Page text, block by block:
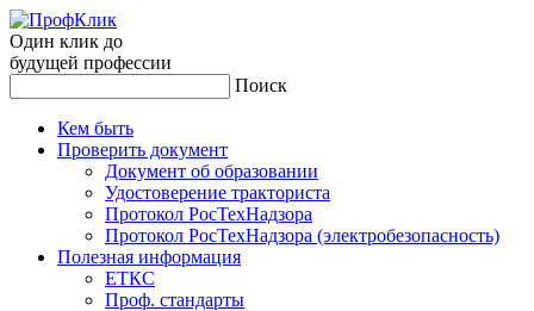
Один клик до
будущей профессии
Поиск
Кем быть
Проверить документ
Документ об образовании
Удостоверение тракториста
Протокол РосТехНадзора
Протокол РосТехНадзора (электробезопасность)
Полезная информация
ЕТКС
Проф. стандарты